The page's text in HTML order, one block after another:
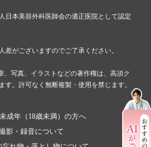
日本美容外科医師会の適正医院として認定
差がございますのでご了承ください。
、写真、イラストなどの著作権は、高須ク
す。許可なく無断複製・使用を禁じます。
未成年（18歳未満）の方へ
影・録音について